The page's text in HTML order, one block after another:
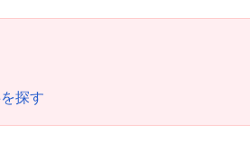
探す